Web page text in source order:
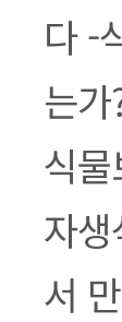
다 -
는
식
자
서